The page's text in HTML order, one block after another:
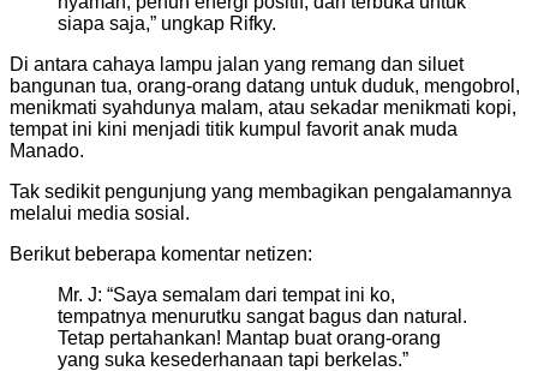
siapa saja,” ungkap Rifky.
Di antara cahaya lampu jalan yang remang dan siluet
bangunan tua, orang-orang datang untuk duduk, mengobrol,
menikmati syahdunya malam, atau sekadar menikmati kopi,
tempat ini kini menjadi titik kumpul favorit anak muda
Manado.
Tak sedikit pengunjung yang membagikan pengalamannya
melalui media sosial.
Berikut beberapa komentar netizen:
Mr. J: “Saya semalam dari tempat ini ko,
tempatnya menurutku sangat bagus dan natural.
Tetap pertahankan! Mantap buat orang-orang
yang suka kesederhanaan tapi berkelas.”